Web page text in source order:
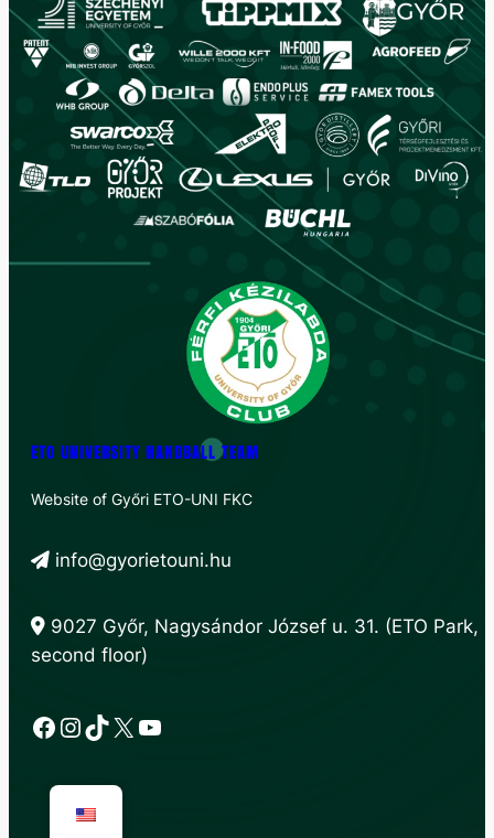
ETO UNIVERSITY HANDBALL TEAM
Website of Győri ETO-UNI FKC
info@gyorietouni.hu
9027 Győr, Nagysándor József u. 31. (ETO Park,
second floor)
Facebook
Instagram
TikTok
X YouTube